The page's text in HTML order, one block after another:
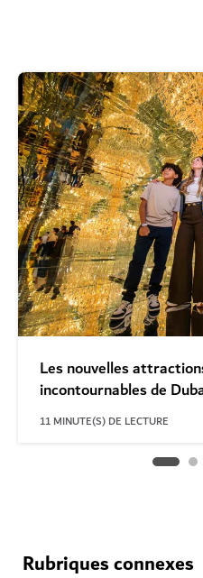
Les nouvelles
incontournables de
11 MINUTE(S) DE LECTURE
Rubriques connexes